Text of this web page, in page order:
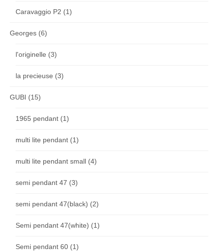
Caravaggio P2 (1)
Georges (6)
l'originelle (3)
la precieuse (3)
GUBI (15)
1965 pendant (1)
multi lite pendant (1)
multi lite pendant small (4)
semi pendant 47 (3)
semi pendant 47(black) (2)
Semi pendant 47(white) (1)
Semi pendant 60 (1)